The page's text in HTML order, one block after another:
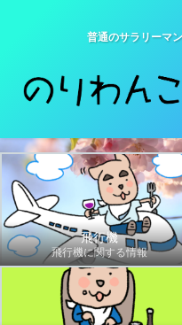
普通のサラリーマ
飛行機
飛行機に関する情報